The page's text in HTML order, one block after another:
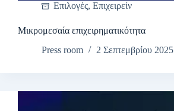
Επιλογές, Επιχειρείν
Μικρομεσαία επιχειρηματικότητα
Press room
2 Σεπτεμβρίου 2025